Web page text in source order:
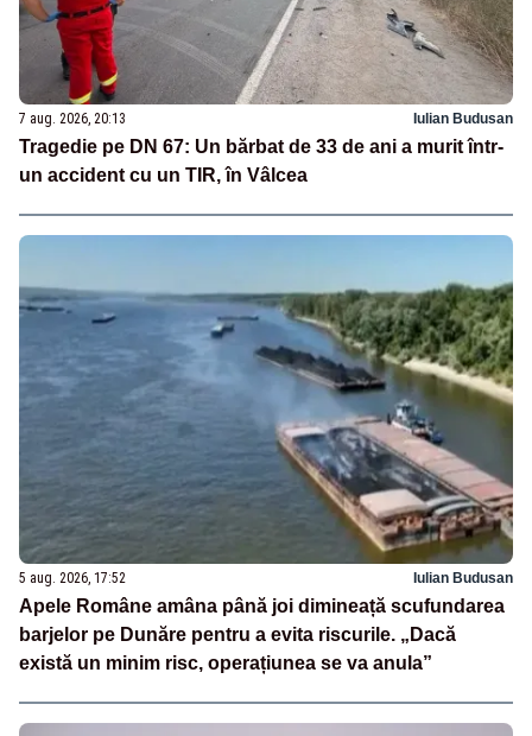
7 aug. 2026, 20:13 Iulian Budusan
Tragedie pe DN 67: Un bărbat de 33 de ani a murit într-
un accident cu un TIR, în Vâlcea
5 aug. 2026, 17:52 Iulian Budusan
Apele Române amâna până joi dimineață scufundarea
barjelor pe Dunăre pentru a evita riscurile. „Dacă
există un minim risc, operațiunea se va anula”